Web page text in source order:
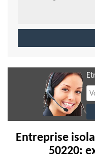
Entreprise
50220: